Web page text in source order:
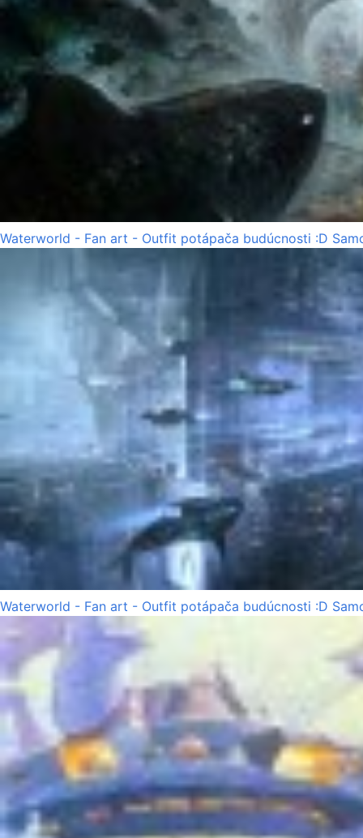
Waterworld - Fan art - Outfit potápača budúcnosti :D
Waterworld - Fan art - Outfit potápača budúcnosti :D